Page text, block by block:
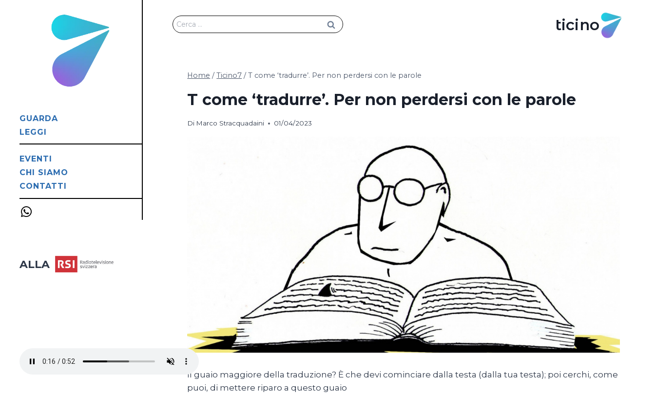
Ricerca
per:
ticino
Home / Ticino7 / T come ‘tradurre’. Per non perdersi con le parole
T come ‘tradurre’. Per non perdersi con le parole
Di Marco Stracquadaini 01/04/2023
Il guaio maggiore della traduzione? È che devi cominciare dalla testa (dalla tua testa); poi cerchi, come
puoi, di mettere riparo a questo guaio
GUARDA
LEGGI
EVENTI
CHI SIAMO
CONTATTI
ALLA